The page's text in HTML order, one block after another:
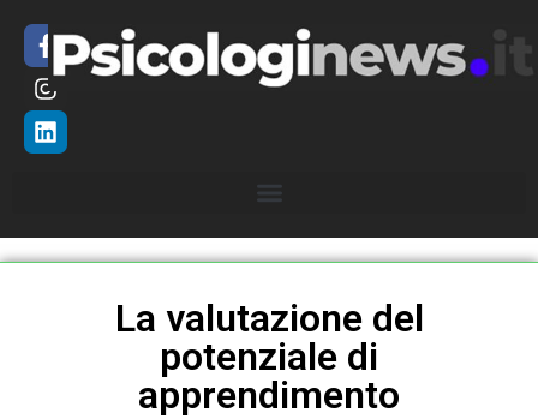
La valutazione del
potenziale di
apprendimento